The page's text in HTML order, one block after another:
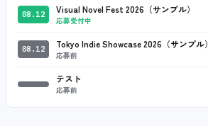
08.12 Visual Novel Fest 2026（サンプル）
応募受付中
08.12 Tokyo Indie Showcase 2026（サンプル）
応募前
テスト
応募前